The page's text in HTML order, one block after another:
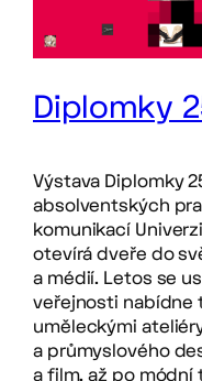
Diplomky
Výstava Diplomky
absolventských
komunikací
otevírá dveře do
a médií. Letos se
veřejnosti nabídne
uměleckými
a průmyslového
a film, až po